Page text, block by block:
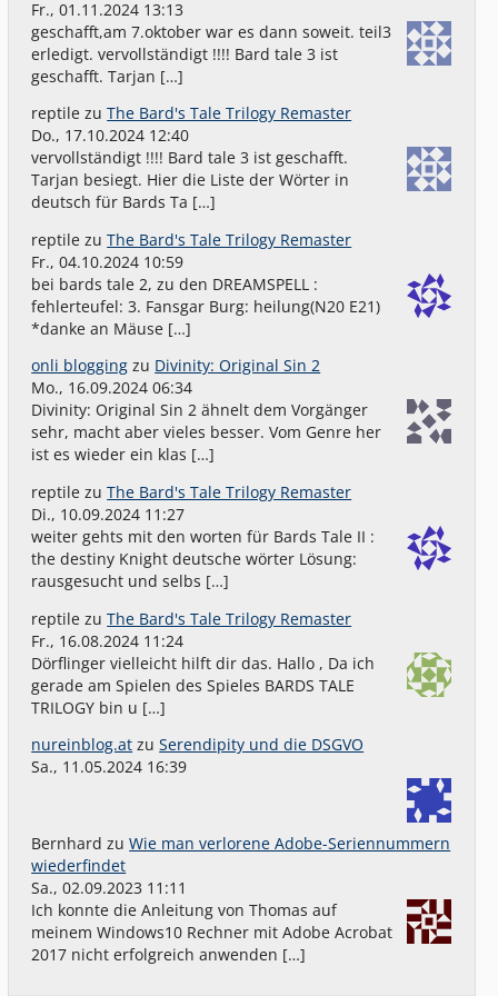
Fr., 01.11.2024 13:13
geschafft,am 7.oktober war es dann soweit. teil3
erledigt. vervollständigt !!!! Bard tale 3 ist
geschafft. Tarjan […]
reptile zuThe Bard's Tale Trilogy Remaster
Do., 17.10.2024 12:40
vervollständigt !!!! Bard tale 3 ist geschafft.
Tarjan besiegt. Hier die Liste der Wörter in
deutsch für Bards Ta […]
reptile zuThe Bard's Tale Trilogy Remaster
Fr., 04.10.2024 10:59
bei bards tale 2, zu den DREAMSPELL :
fehlerteufel: 3. Fansgar Burg: heilung(N20 E21)
*danke an Mäuse […]
onli blogging zu Divinity: Original Sin 2
Mo., 16.09.2024 06:34
Divinity: Original Sin 2 ähnelt dem Vorgänger
sehr, macht aber vieles besser. Vom Genre her
ist es wieder ein klas […]
reptile zuThe Bard's Tale Trilogy Remaster
Di., 10.09.2024 11:27
weiter gehts mit den worten für Bards Tale II :
the destiny Knight deutsche wörter Lösung:
rausgesucht und selbs […]
reptile zuThe Bard's Tale Trilogy Remaster
Fr., 16.08.2024 11:24
Dörflinger vielleicht hilft dir das. Hallo , Da ich
gerade am Spielen des Spieles BARDS TALE
TRILOGY bin u […]
nureinblog.at zuSerendipity und die DSGVO
Sa., 11.05.2024 16:39
Bernhard zuWie man verlorene Adobe-Seriennummern
wiederfindet
Sa., 02.09.2023 11:11
Ich konnte die Anleitung von Thomas auf
meinem Windows10 Rechner mit Adobe Acrobat
2017 nicht erfolgreich anwenden […]